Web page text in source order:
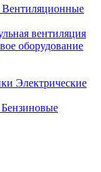
Вентиляционные
вентиляция
оборудование
Электрические
Бензиновые